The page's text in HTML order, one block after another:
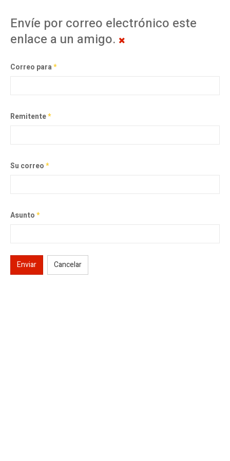
Envíe por correo electrónico este
enlace a un amigo.
Correo para*
Remitente*
Su correo*
Asunto*
Enviar Cancelar